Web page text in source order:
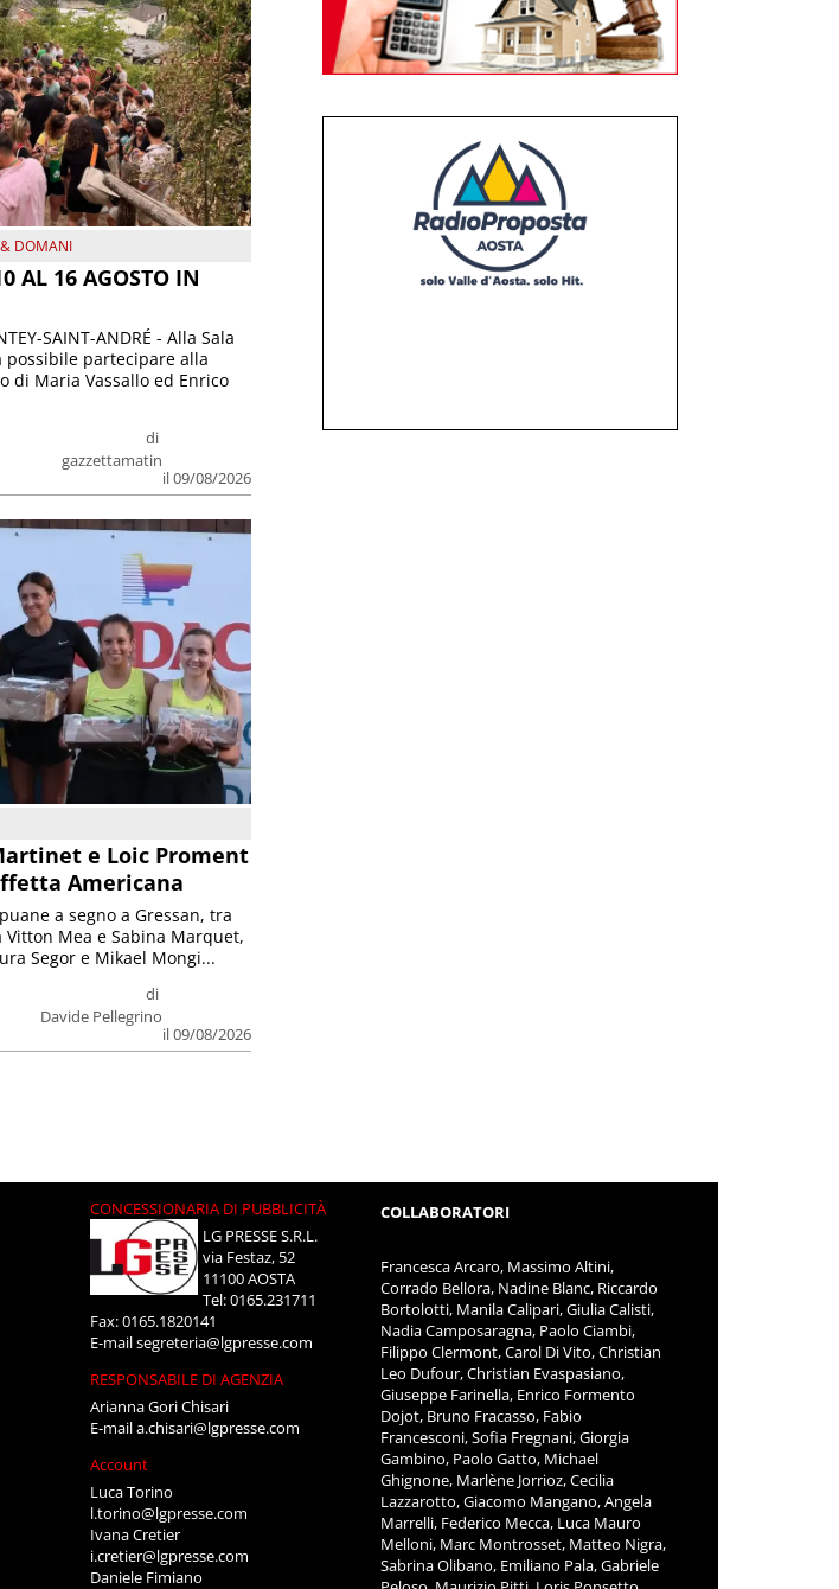
DOMANI
AL 16 AGOSTO IN
di
gazzettamatin
il 09/08/2026
SAINT-ANDRÉ - Alla Sala
possibile partecipare alla
di Maria Vassallo ed Enrico
e Loic Proment
Americana
di
Davide Pellegrino
il 09/08/2026
a segno a Gressan, tra
Vitton Mea e Sabina Marquet,
Segor e Mikael Mongi...
CONCESSIONARIA DI PUBBLICITÀ
LG PRESSE S.R.L.
via Festaz, 52
11100 AOSTA
Tel: 0165.231711
Fax: 0165.1820141
E-mailsegreteria@lgpresse.com
RESPONSABILE DI AGENZIA
Arianna Gori Chisari
E-maila.chisari@lgpresse.com
Account
Luca Torino
l.torino@lgpresse.com
Ivana Cretier
i.cretier@lgpresse.com
Daniele Fimiano
COLLABORATORI
Francesca Arcaro, Massimo Altini,
Corrado Bellora, Nadine Blanc, Riccardo
Bortolotti, Manila Calipari, Giulia Calisti,
Nadia Camposaragna, Paolo Ciambi,
Filippo Clermont, Carol Di Vito, Christian
Leo Dufour, Christian Evaspasiano,
Giuseppe Farinella, Enrico Formento
Dojot, Bruno Fracasso, Fabio
Francesconi, Sofia Fregnani, Giorgia
Gambino, Paolo Gatto, Michael
Ghignone, Marlène Jorrioz, Cecilia
Lazzarotto, Giacomo Mangano, Angela
Marrelli, Federico Mecca, Luca Mauro
Melloni, Marc Montrosset, Matteo Nigra,
Sabrina Olibano, Emiliano Pala, Gabriele